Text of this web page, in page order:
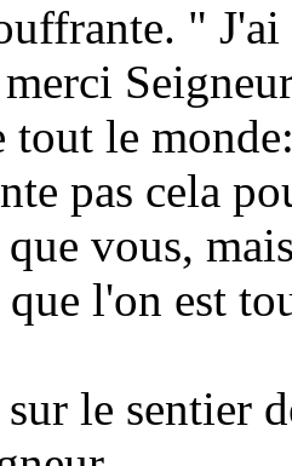
"
tout le
pas cela
vous,
l'on est
le sentier